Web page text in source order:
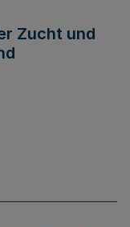
Zucht und